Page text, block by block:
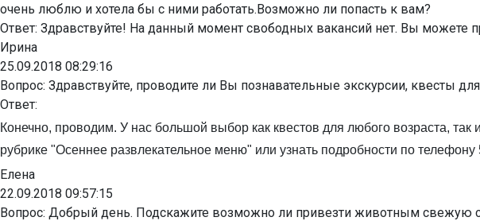
очень люблю и хотела бы с ними работать.Возможно ли попасть к вам?
Ответ: Здравствуйте! На данный момент свободных вакансий нет. Вы можете
Ирина
25.09.2018 08:29:16
Вопрос: Здравствуйте, проводите ли Вы познавательные экскурсии, квесты
Ответ:
Конечно, проводим. У нас большой выбор как квестов для любого возраста,
рубрике "Осеннее развлекательное меню" или узнать подробности по телефону
Елена
22.09.2018 09:57:15
Вопрос: Добрый день. Подскажите возможно ли привезти животным свежую